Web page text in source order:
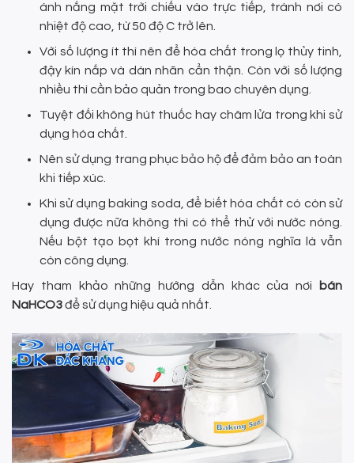
ánh nắng mặt trời chiếu vào trực tiếp, tránh nơi có
nhiệt độ cao, từ 50 độ C trở lên.
Với số lượng ít thì nên để hóa chất trong lọ thủy tinh,
đậy kín nắp và dán nhãn cẩn thận. Còn với số lượng
nhiều thì cần bảo quản trong bao chuyên dụng.
Tuyệt đối không hút thuốc hay châm lửa trong khi sử
dụng hóa chất.
Nên sử dụng trang phục bảo hộ để đảm bảo an toàn
khi tiếp xúc.
Khi sử dụng baking soda, để biết hóa chất có còn sử
dụng được nữa không thì có thể thử với nước nóng.
Nếu bột tạo bọt khí trong nước nóng nghĩa là vẫn
còn công dụng.
Hay tham khảo những hướng dẫn khác của nơi
bán
NaHCO3để sử dụng hiệu quả nhất.